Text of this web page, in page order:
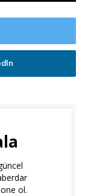
ol.